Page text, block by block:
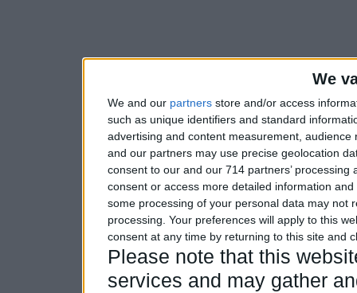
We
We and our partners store and/or access
such as unique identifiers and standard
advertising and content measurement,
and our partners may use precise geolocation
consent to our and our 714 partners’
consent or access more detailed information
some processing of your personal data may not
processing. Your preferences will apply to this
consent at any time by returning to this site and
Please note that this
services and may gather